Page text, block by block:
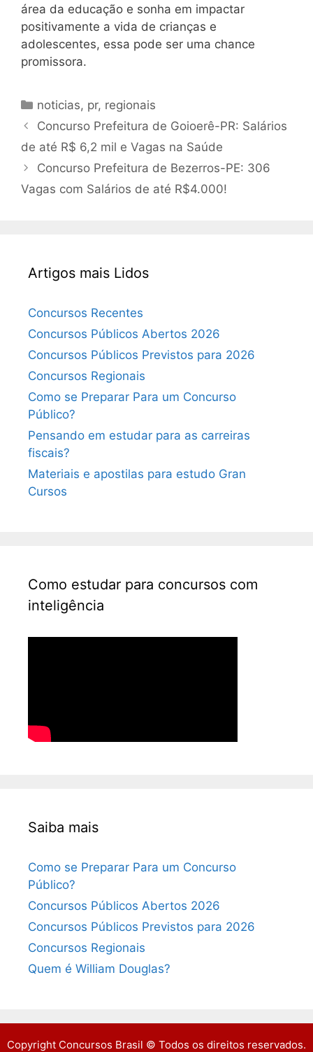
área da educação e sonha em impactar
positivamente a vida de crianças e
adolescentes, essa pode ser uma chance
promissora.
Categorias
noticias, pr, regionais
Concurso Prefeitura de Goioerê-PR: Salários
de até R$ 6,2 mil e Vagas na Saúde
Concurso Prefeitura de Bezerros-PE: 306
Vagas com Salários de até R$4.000!
Artigos mais Lidos
Concursos Recentes
Concursos Públicos Abertos 2026
Concursos Públicos Previstos para 2026
Concursos Regionais
Como se Preparar Para um Concurso
Público?
Pensando em estudar para as carreiras
fiscais?
Materiais e apostilas para estudo Gran
Cursos
Como estudar para concursos com
inteligência
Saiba mais
Como se Preparar Para um Concurso
Público?
Concursos Públicos Abertos 2026
Concursos Públicos Previstos para 2026
Concursos Regionais
Quem é William Douglas?
Copyright Concursos Brasil © Todos os direitos reservados.